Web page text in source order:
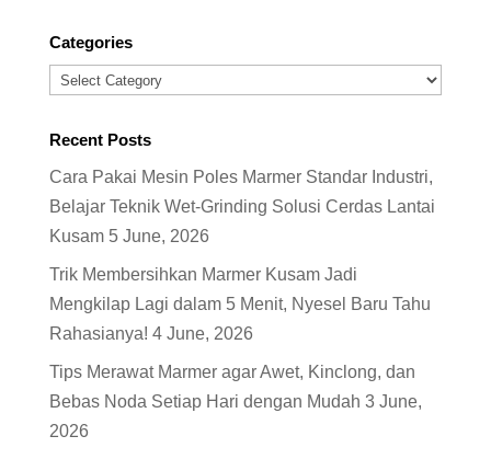
Categories
Categories
Recent Posts
Cara Pakai Mesin Poles Marmer Standar Industri,
Belajar Teknik Wet-Grinding Solusi Cerdas Lantai
Kusam 5 June, 2026
Trik Membersihkan Marmer Kusam Jadi
Mengkilap Lagi dalam 5 Menit, Nyesel Baru Tahu
Rahasianya! 4 June, 2026
Tips Merawat Marmer agar Awet, Kinclong, dan
Bebas Noda Setiap Hari dengan Mudah 3 June,
2026